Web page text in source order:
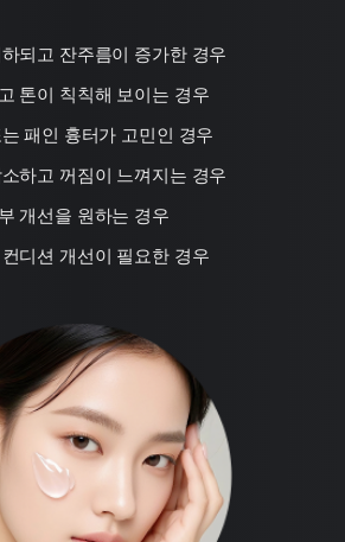
되고 잔주름이 증가한 경우
톤이 칙칙해 보이는 경우
패인 흉터가 고민인 경우
하고 꺼짐이 느껴지는 경우
개선을 원하는 경우
디션 개선이 필요한 경우